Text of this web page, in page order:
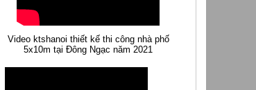
Video ktshanoi thiết kế thi công nhà phố
5x10m tại Đông Ngạc năm 2021